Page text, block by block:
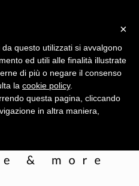
×
questo utilizzati si avvalgono
ed utili alle finalità illustrate
di più o negare il consenso
la cookie policy.
questa pagina, cliccando
in altra maniera,